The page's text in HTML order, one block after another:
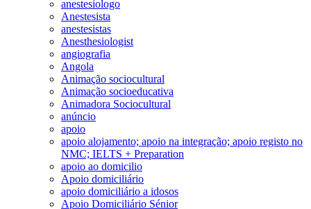
anestesiologo
Anestesista
anestesistas
Anesthesiologist
angiografia
Angola
Animação sociocultural
Animação socioeducativa
Animadora Sociocultural
anúncio
apoio
apoio alojamento; apoio na integração; apoio registo no
NMC; IELTS + Preparation
apoio ao domicilio
Apoio domiciliário
apoio domiciliário a idosos
Apoio Domiciliário Sénior